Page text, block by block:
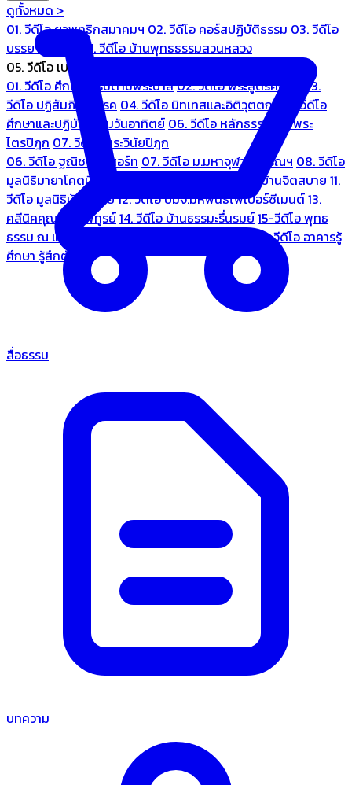
ดูทั้งหมด >
01. วีดีโอ ยุวพุทธิกสมาคมฯ 02. วีดีโอ คอร์สปฏิบัติธรรม 03. วีดีโอ
บรรยายทั่วไป
04. วีดีโอ บ้านพุทธธรรมสวนหลวง
05. วีดีโอ เบนซ์ทองหล่อ
01. วีดีโอ ศึกษาธรรมตามพระบาลี02. วีดีโอ พระสูตรศึกษา
03.
วีดีโอ ปฏิสัมภิทามรรค 04. วีดีโอ นิทเทสและอิติวุตตกะ
05. วีดีโอ
ศึกษาและปฏิบัติธรรมวันอาทิตย์ 06. วีดีโอ หลักธรรมตามพระ
ไตรปิฎก 07. วีดีโอ พระวินัยปิฎก
06. วีดีโอ ฐณิชาฌ์รีสอร์ท 07. วีดีโอ ม.มหาจุฬาลงกรณฯ 08. วีดีโอ
มูลนิธิมายาโคตมี
10. วีดีโอ บ้านจิตสบาย 11.
วีดีโอ มูลนิธิบ้านอารีย์12. วีดีโอ บมจ.มหพันธ์ไฟเบอร์ซีเมนต์13.
คลีนิคคุณหมอไพทูรย์14. วีดีโอ บ้านธรรมะรื่นรมย์15-วีดีโอ พุทธ
ธรรม ณ แดนพุทธภูมิ
19. วีดีโอ อาคารรู้
ศึกษา รู้สึกตัว
สื่อธรรม
บทความ